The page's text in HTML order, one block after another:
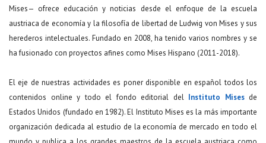
Mises— ofrece educación y noticias desde el enfoque de la escuela
austriaca de economía y la filosofía de libertad de Ludwig von Mises y sus
herederos intelectuales. Fundado en 2008, ha tenido varios nombres y se
ha fusionado con proyectos afines como Mises Hispano (2011-2018).
El eje de nuestras actividades es poner disponible en español todos los
contenidos online y todo el fondo editorial del Instituto Misesde
Estados Unidos (fundado en 1982). El Instituto Mises es la más importante
organización dedicada al estudio de la economía de mercado en todo el